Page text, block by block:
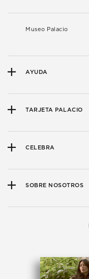
Museo Palacio
AYUDA
TARJETA PALACIO
CELEBRA
SOBRE NOSOTROS